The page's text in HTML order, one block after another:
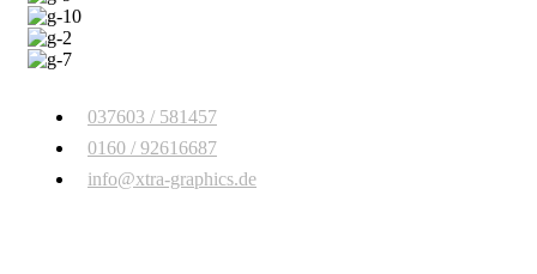
037603 / 581457
0160 / 92616687
info@xtra-graphics.de